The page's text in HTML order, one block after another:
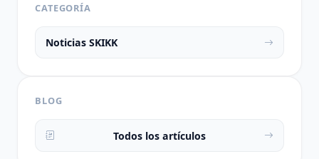
CATEGORÍA
Noticias SKIKK
BLOG
Todos los artículos